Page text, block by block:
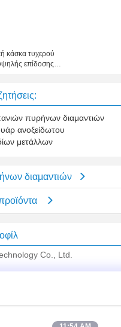
κάσκα τυχερού
επίδοσης
πυρήνων διαμαντιών
ανοξείδωτου
μετάλλων
διαμαντιών
Co., Ltd.